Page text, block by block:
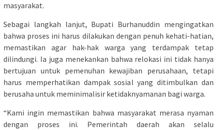
masyarakat.
Sebagai langkah lanjut, Bupati Burhanuddin mengingatkan
bahwa proses ini harus dilakukan dengan penuh kehati-hatian,
memastikan agar hak-hak warga yang terdampak tetap
dilindungi. Ia juga menekankan bahwa relokasi ini tidak hanya
bertujuan untuk pemenuhan kewajiban perusahaan, tetapi
harus memperhatikan dampak sosial yang ditimbulkan dan
berusaha untuk meminimalisir ketidaknyamanan bagi warga.
“Kami ingin memastikan bahwa masyarakat merasa nyaman
dengan proses ini. Pemerintah daerah akan selalu